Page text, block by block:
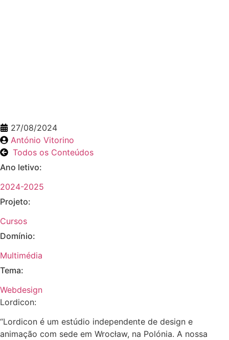
27/08/2024
António Vitorino
Todos os Conteúdos
Ano letivo:
2024-2025
Projeto:
Cursos
Domínio:
Multimédia
Tema:
Webdesign
Lordicon:
“Lordicon é um estúdio independente de design e
animação com sede em Wrocław, na Polónia. A nossa